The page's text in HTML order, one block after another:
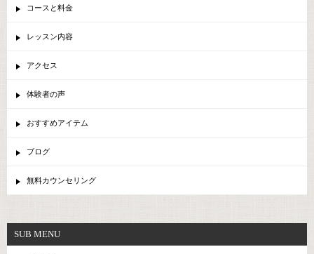
コースと料金
レッスン内容
アクセス
体験者の声
おすすめアイテム
ブログ
無料カウンセリング
SUB MENU